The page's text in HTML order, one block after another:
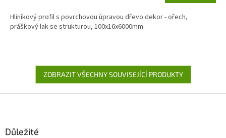
Hliníkový profil s povrchovou úpravou dřevo dekor - ořech,
práškový lak se strukturou, 100x16x6000mm
ZOBRAZIT VŠECHNY SOUVISEJÍCÍ PRODUKTY
Důležité